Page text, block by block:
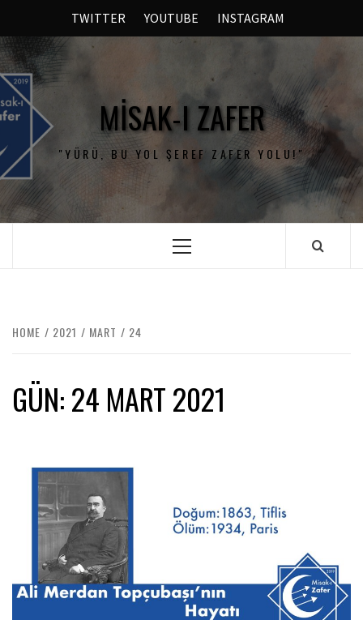
TWITTER YOUTUBE INSTAGRAM
MISAK-I ZAFER
"YÜRÜ, BU YOL ŞEREF ZAFER YOLU!"
HOME 2021 MART 24
GÜN:24 MART 2021